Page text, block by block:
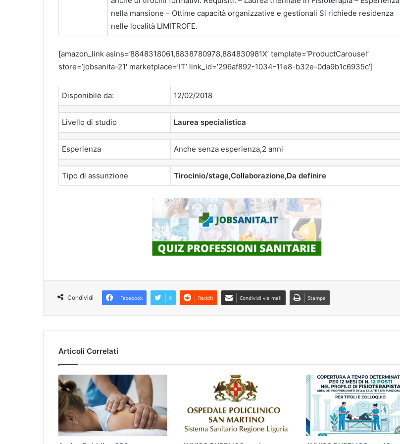
nella mansione – Ottime capacità organizzative e gestionali Si richiede residenza
nelle località LIMITROFE.
[amazon_link asins=’8848318061,8838780978,884830981X’ template=’ProductCarousel’
store=’jobsanita-21′ marketplace=’IT’ link_id=’296af892-1034-11e8-b32e-0da9b1c6935c’]
Disponibile da: 12/02/2018
Livello di studio Laurea specialistica
Esperienza Anche senza esperienza,2 anni
Tipo di assunzione Tirocinio/stage,Collaborazione,Da definire
Condividi Facebook X Reddit Condividi via mail Stampa
Articoli Correlati